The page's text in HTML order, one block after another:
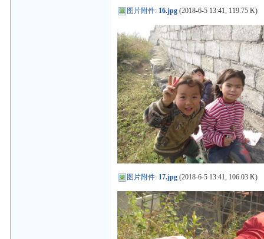
图片附件: 16.jpg (2018-6-5 13:41, 119.75 K)
图片附件: 17.jpg (2018-6-5 13:41, 106.03 K)